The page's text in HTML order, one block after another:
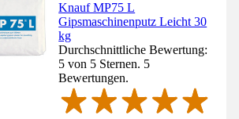
Knauf MP75 L
Gipsmaschinenputz Leicht 30
kg
Durchschnittliche Bewertung:
5 von 5 Sternen. 5
Bewertungen.